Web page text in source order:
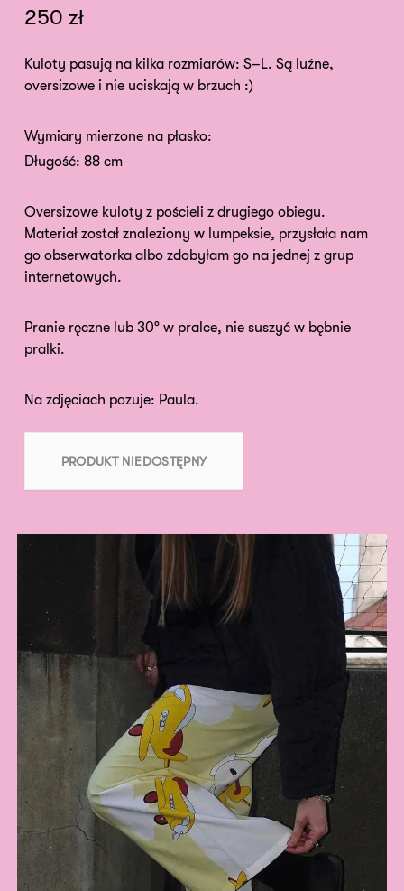
250 zł
Kuloty pasują na kilka rozmiarów: S–L. Są luźne,
oversizowe i nie uciskają w brzuch :)
Wymiary mierzone na płasko:
Długość: 88 cm
Oversizowe kuloty z pościeli z drugiego obiegu.
Materiał został znaleziony w lumpeksie, przysłała nam
go obserwatorka albo zdobyłam go na jednej z grup
internetowych.
Pranie ręczne lub 30° w pralce, nie suszyć w bębnie
pralki.
Na zdjęciach pozuje: Paula.
PRODUKT NIEDOSTĘPNY